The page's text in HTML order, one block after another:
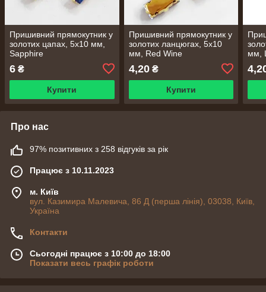
Пришивний прямокутник у
золотих цапах, 5x10 мм,
Sapphire
6 ₴
Купити
Пришивний прямокутник у
золотих ланцюгах, 5x10
мм, Red Wine
4,20₴
Купити
мм,
Про нас
97% позитивних з 258 відгуків за рік
Працює з 10.11.2023
м. Київ
вул. Казимира Малевича, 86 Д (перша лінія), 03038, Київ,
Україна
Контакти
Сьогодні працює з 10:00 до 18:00
Показати весь графік роботи